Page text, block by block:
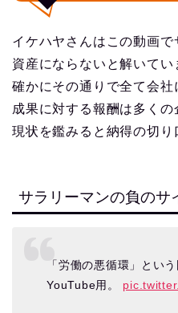
イケハヤさんはこの動画
資産にならないと解いてい
確かにその通りで全て会社
成果に対する報酬は多く
現状を鑑みると納得の切り
サラリーマンの負のサ
「労働の悪循環」とい
YouTube用。